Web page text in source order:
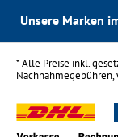
Unsere Marken
* Alle Preise inkl.